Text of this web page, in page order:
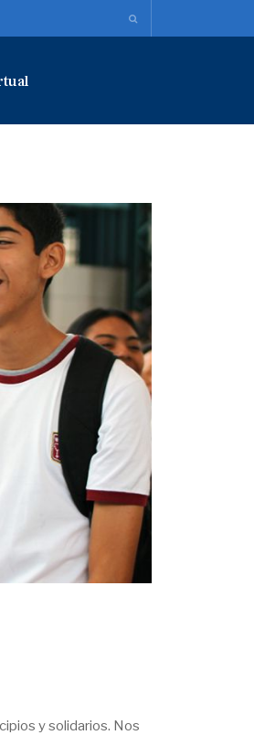
y solidarios. Nos